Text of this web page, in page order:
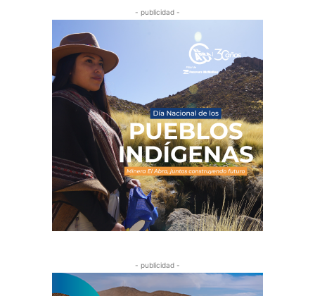
- publicidad -
- publicidad -